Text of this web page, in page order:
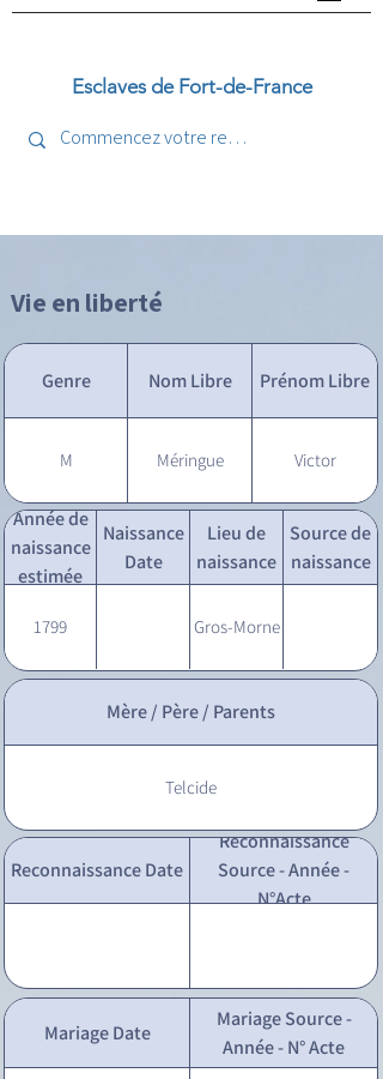
Esclaves de Fort-de-France
Vie en liberté
Genre Nom Libre Prénom Libre
M Méringue Victor
Année de
naissance
estimée
Naissance
Date
Lieu de
naissance
Source de
naissance
1799 Gros-Morne
Mère / Père / Parents
Telcide
Reconnaissance Date
Reconnaissance
Source - Année -
N°Acte
Mariage Date
Mariage Source -
Année - N° Acte